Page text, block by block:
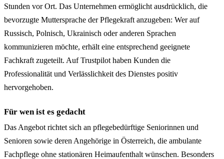
Stunden vor Ort. Das Unternehmen ermöglicht ausdrücklich, die
bevorzugte Muttersprache der Pflegekraft anzugeben: Wer auf
Russisch, Polnisch, Ukrainisch oder anderen Sprachen
kommunizieren möchte, erhält eine entsprechend geeignete
Fachkraft zugeteilt. Auf Trustpilot haben Kunden die
Professionalität und Verlässlichkeit des Dienstes positiv
hervorgehoben.
Für wen ist es gedacht
Das Angebot richtet sich an pflegebedürftige Seniorinnen und
Senioren sowie deren Angehörige in Österreich, die ambulante
Fachpflege ohne stationären Heimaufenthalt wünschen. Besonders